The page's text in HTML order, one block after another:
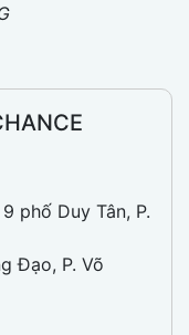
phố Duy Tân, P.
Đạo, P. Võ